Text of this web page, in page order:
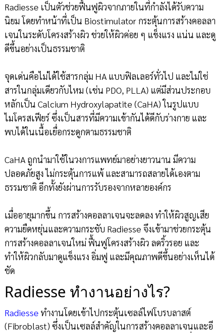
Radiesse เป็นตัวช่วยฟื้นฟูผิวจากภายในที่กำลังได้รับความ
นิยม โดยทำหน้าที่เป็น Biostimulator กระตุ้นการสร้างคอลลา
เจนในระดับโครงสร้างผิว ช่วยให้ผิวค่อย ๆ แข็งแรง แน่น และดู
ดีขึ้นอย่างเป็นธรรมชาติ
จุดเด่นคือไม่ได้ใช้สารกลุ่ม HA แบบฟิลเลอร์ทั่วไป และไม่ใช่
สารในกลุ่มเดียวกับไหม (เช่น PDO, PLLA) แต่มีส่วนประกอบ
หลักเป็น Calcium Hydroxylapatite (CaHA) ในรูปแบบ
ไมโครสเฟียร์ ซึ่งเป็นสารที่มีความเข้ากันได้ดีกับร่างกาย และ
พบได้ในเนื้อเยื่อกระดูกตามธรรมชาติ
CaHA ถูกนำมาใช้ในวงการแพทย์มาอย่างยาวนาน มีความ
ปลอดภัยสูง ไม่กระตุ้นการแพ้ และสามารถสลายได้เองตาม
ธรรมชาติ อีกทั้งยังผ่านการรับรองจากหลายองค์กร
เมื่ออายุมากขึ้น การสร้างคอลลาเจนจะลดลง ทำให้ผิวสูญเสีย
ความยืดหยุ่นและความกระชับ Radiesse จึงเข้ามาช่วยกระตุ้น
การสร้างคอลลาเจนใหม่ ฟื้นฟูโครงสร้างผิว ลดริ้วรอย และ
ทำให้ผิวกลับมาดูแข็งแรง อิ่มฟู และมีคุณภาพดีขึ้นอย่างเห็นได้
ชัด
Radiesse ทำงานอย่างไร?
Radiesse ทำงานโดยเข้าไปกระตุ้นเซลล์ไฟโบรบลาสต์
(Fibroblast) ซึ่งเป็นเซลล์สำคัญในการสร้างคอลลาเจนและอี